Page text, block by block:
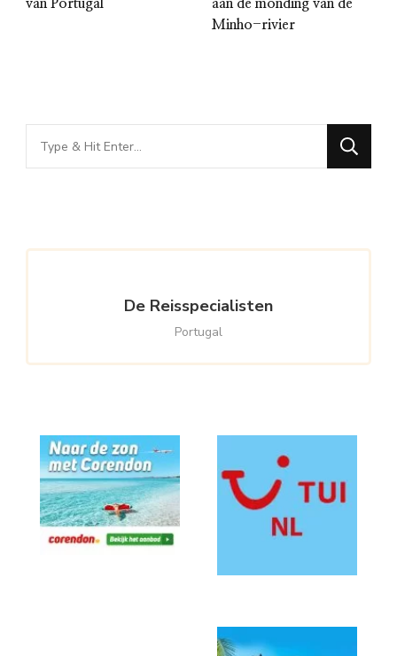
van Portugal
aan de monding van de
Minho-rivier
Looking
for
De Reisspecialisten
Portugal